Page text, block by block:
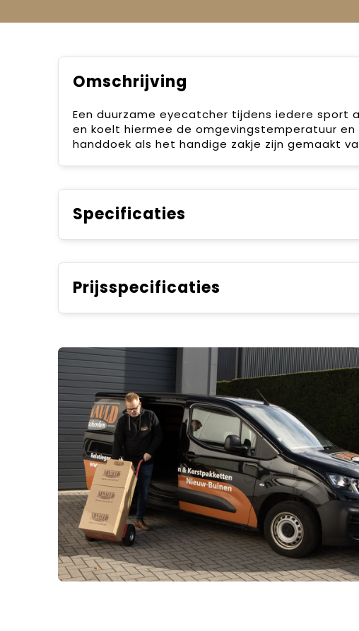
Omschrijving
Een duurzame eyecatcher tijdens iedere
en koelt hiermee de omgevingstemperatuur
handdoek als het handige zakje zijn gemaakt
Specificaties
Prijsspecificaties